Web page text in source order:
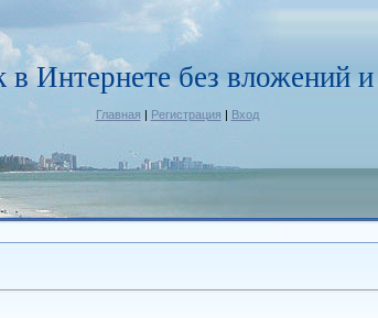
в Интернете без вложений
Главная | Регистрация | Вход